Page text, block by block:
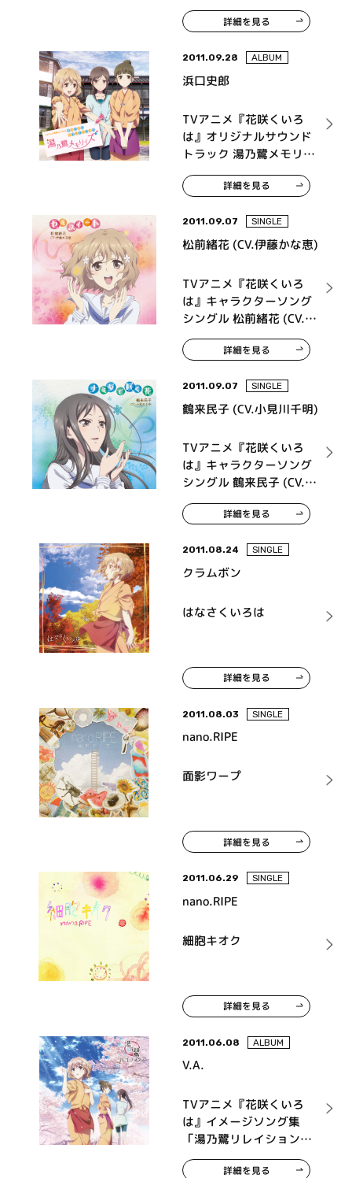
詳細を見る
2011.09.28 ALBUM
浜口史郎
TVアニメ『花咲くいろ
は』オリジナルサウンド
トラック 湯乃鷺メモリィ
ズ
詳細を見る
2011.09.07 SINGLE
松前緒花 (CV.伊藤かな恵)
TVアニメ『花咲くいろ
は』キャラクターソング
シングル 松前緒花 (CV.伊
藤かな恵) セミスイート
詳細を見る
2011.09.07 SINGLE
鶴来民子 (CV.小見川千明)
TVアニメ『花咲くいろ
は』キャラクターソング
シングル 鶴来民子 (CV.小
見川千明) ナミダで咲く
花
詳細を見る
2011.08.24 SINGLE
クラムボン
はなさくいろは
詳細を見る
2011.08.03 SINGLE
nano.RIPE
面影ワープ
詳細を見る
2011.06.29 SINGLE
nano.RIPE
細胞キオク
詳細を見る
2011.06.08 ALBUM
V.A.
TVアニメ『花咲くいろ
は』イメージソング集
「湯乃鷺リレイション
ズ」
詳細を見る